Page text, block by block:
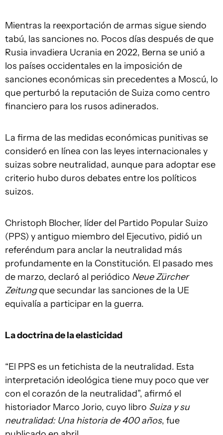
Mientras la reexportación de armas sigue siendo
tabú, las sanciones no. Pocos días después de que
Rusia invadiera Ucrania en 2022, Berna se unió a
los países occidentales en la imposición de
sanciones económicas sin precedentes a Moscú, lo
que perturbó la reputación de Suiza como centro
financiero para los rusos adinerados.
La firma de las medidas económicas punitivas se
consideró en línea con las leyes internacionales y
suizas sobre neutralidad, aunque para adoptar ese
criterio hubo duros debates entre los políticos
suizos.
Christoph Blocher, líder del Partido Popular Suizo
(PPS) y antiguo miembro del Ejecutivo, pidió un
referéndum para anclar la neutralidad más
profundamente en la Constitución. El pasado mes
de marzo, declaró al periódico Neue Zürcher
Zeitungque secundar las sanciones de la UE
equivalía a participar en la guerra.
La doctrina de la elasticidad
“El PPS es un fetichista de la neutralidad. Esta
interpretación ideológica tiene muy poco que ver
con el corazón de la neutralidad”, afirmó el
historiador Marco Jorio, cuyo libro Suiza y su
neutralidad: Una historia de 400 años, fue